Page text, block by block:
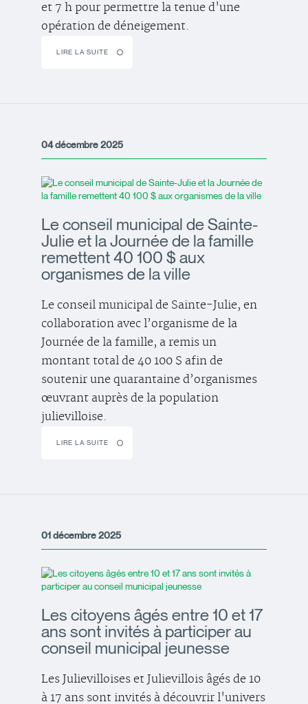
et 7 h pour permettre la tenue d'une
opération de déneigement.
LIRE LA SUITE
04 décembre 2025
Le conseil municipal de Sainte-
Julie et la Journée de la famille
remettent 40 100 $ aux
organismes de la ville
Le conseil municipal de Sainte-Julie, en
collaboration avec l’organisme de la
Journée de la famille, a remis un
montant total de 40 100 $ afin de
soutenir une quarantaine d’organismes
œuvrant auprès de la population
julievilloise.
LIRE LA SUITE
01 décembre 2025
Les citoyens âgés entre 10 et 17
ans sont invités à participer au
conseil municipal jeunesse
Les Julievilloises et Julievillois âgés de 10
à 17 ans sont invités à découvrir l'univers